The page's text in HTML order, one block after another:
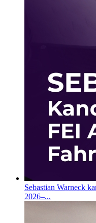
Sebastian Warneck
2026–...